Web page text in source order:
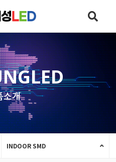
소개
INDOOR SMD